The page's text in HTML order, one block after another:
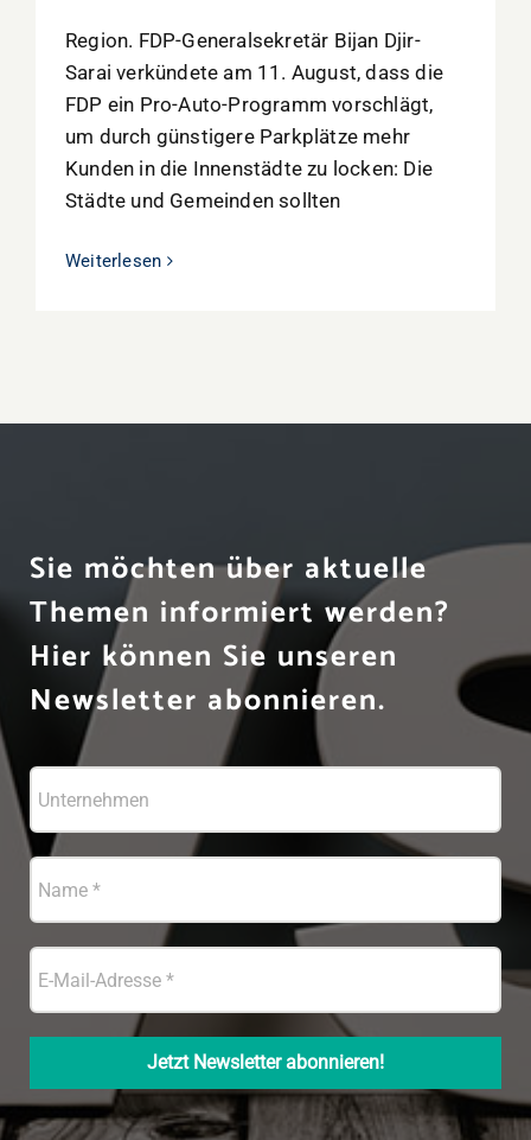
Region. FDP-Generalsekretär Bijan Djir-
Sarai verkündete am 11. August, dass die
FDP ein Pro-Auto-Programm vorschlägt,
um durch günstigere Parkplätze mehr
Kunden in die Innenstädte zu locken: Die
Städte und Gemeinden sollten
Weiterlesen
Sie möchten über aktuelle
Themen informiert werden?
Hier können Sie unseren
Newsletter abonnieren.